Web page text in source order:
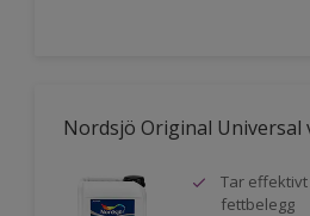
Nordsjö Original Universal
Tar
fettbelegg